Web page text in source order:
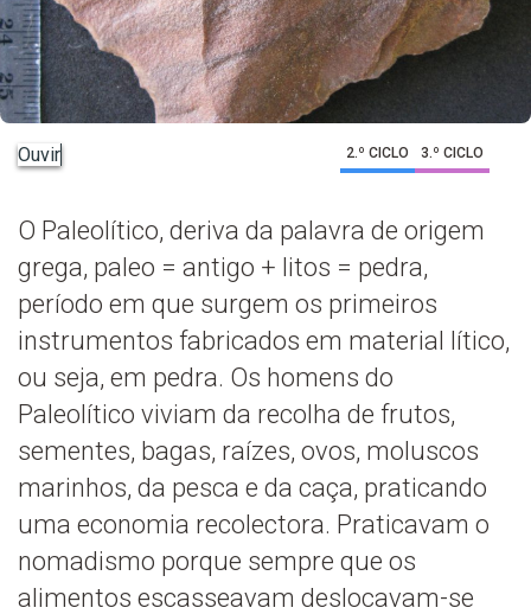
Ouvir 2.º CICLO 3.º CICLO
O Paleolítico, deriva da palavra de origem
grega, paleo = antigo + litos = pedra,
período em que surgem os primeiros
instrumentos fabricados em material lítico,
ou seja, em pedra. Os homens do
Paleolítico viviam da recolha de frutos,
sementes, bagas, raízes, ovos, moluscos
marinhos, da pesca e da caça, praticando
uma economia recolectora. Praticavam o
nomadismo porque sempre que os
alimentos escasseavam deslocavam-se